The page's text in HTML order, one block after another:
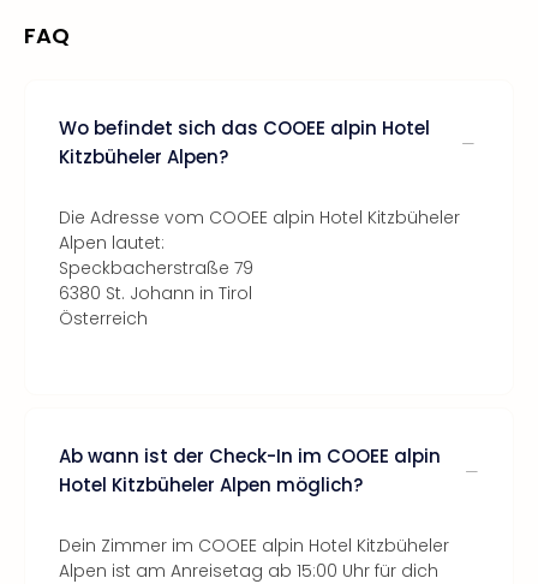
FAQ
Wo befindet sich das COOEE alpin Hotel
Kitzbüheler Alpen?
Die Adresse vom COOEE alpin Hotel Kitzbüheler
Alpen lautet:
Speckbacherstraße 79
6380 St. Johann in Tirol
Österreich
Ab wann ist der Check-In im COOEE alpin
Hotel Kitzbüheler Alpen möglich?
Dein Zimmer im COOEE alpin Hotel Kitzbüheler
Alpen ist am Anreisetag ab 15:00 Uhr für dich